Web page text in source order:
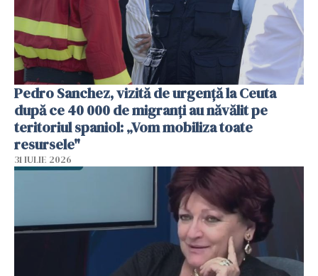
Pedro Sanchez, vizită de urgență la Ceuta
după ce 40 000 de migranți au năvălit pe
teritoriul spaniol: „Vom mobiliza toate
resursele"
31 IULIE 2026